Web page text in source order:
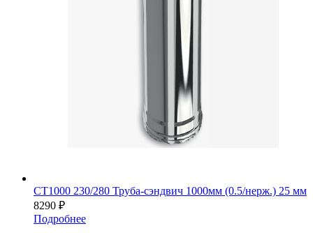
СТ1000 230/280 Труба-сэндвич 1000мм (0.5/нерж.) 25 мм
8290 ₽
Подробнее